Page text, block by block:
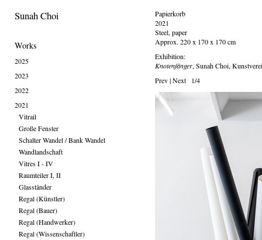
Sunah Choi
Works
2025
2023
2022
2021
Vitrail
Große Fenster
Schalter Wandel / Bank Wandel
Wandlandschaft
Vitres I - IV
Raumteiler I, II
Glasständer
Regal (Künstler)
Regal (Bauer)
Regal (Handwerker)
Regal (Wissenschaftler)
Papierkorb
2021
Steel, paper
Approx. 220 x 170 x 170 cm
Exhibition:
Knotenfänger, Sunah Choi,
Prev|Next 1/4